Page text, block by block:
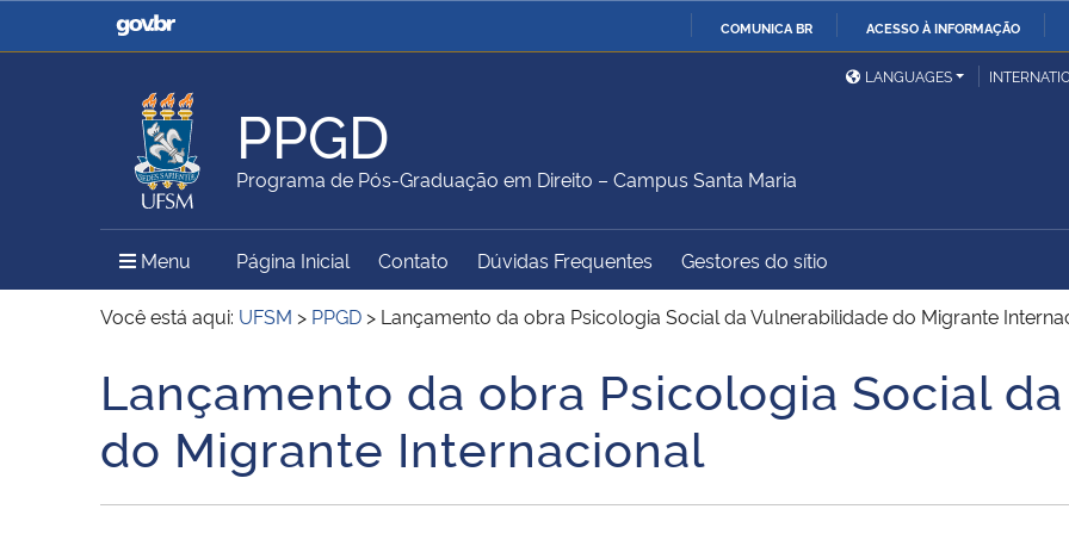
COMUNICA BR ACESSO À INFORMAÇÃO
Casa Civil
Ministério da Justiça e
Ministério da Defesa
Ministério das Relações
Exteriores
Ministério da Agricultura,
Pecuária e Abastecimento
Ministério da Educação
Ministério do Meio Ambiente Ministério do Turismo
Ministério do
Desenvolvimento Regional
Controladoria-Geral da
União
Secretaria de Governo
Gabinete de Segurança
Institucional
Advocacia-Geral da União Banco Central do Brasil
LANGUAGES
PPGD
Programa de Pós-Graduação em Direito – Campus Santa Maria
Menu Menu Principal do Sítio
Página Inicial Contato Dúvidas Frequentes Gestores do sítio
Você está aqui: UFSM > PPGD > Lançamento da obra Psicologia Social da Vulnerabilidade do Migrante
Início do conteúdo
Lançamento da obra Psicologia Social
do Migrante Internacional